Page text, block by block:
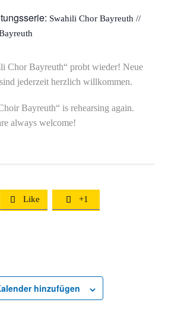
Swahili Chor Bayreuth //
Chor Bayreuth“ probt wieder! Neue
jederzeit herzlich willkommen.
Bayreuth“ is rehearsing again.
always welcome!
 Like  +1
hinzufügen